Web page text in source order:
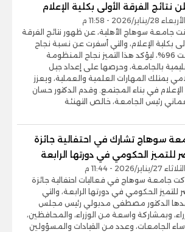
نتائج الفرقة الأولى بكلية الإعلام
الأربعاء 28/يناير/2026 - 11:58 م
جامعة سوهاج الأهلية، عن ظهور نتائج الفرقة
بكلية الإعلام، والتي أسفرت عن نسبة نجاح
بلغت 96%، ليؤكد هذا التميز نجاح المنظومة
بالجامعة، وحرصها على إعداد جيل
يمتلك المهارات العلمية والعملية، ويعزز
الإعلام في بناء المجتمع. وقدم الدكتور حسان
رئيس الجامعة، خالص التهنئة
سوهاج تشارك في احتفالية جائزة
للتميز الحكومي في دورتها الرابعة
الثلاثاء 27/يناير/2026 - 11:44 م
جامعة سوهاج في فعاليات احتفالية جائزة
للتميز الحكومي في دورتها الرابعة، والتي
الدكتور مصطفى مدبولي رئيس مجلس
وبمشاركة واسعة من الوزراء، والمحافظين،
الجامعات، وعدد من القيادات والمسؤولين